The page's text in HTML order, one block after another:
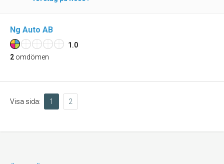
Ng Auto AB
1.0
2 omdömen
Visa sida: 1 2